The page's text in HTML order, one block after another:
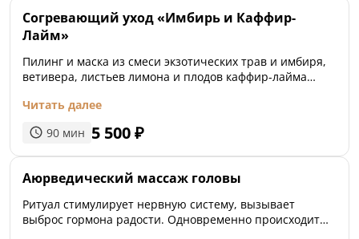
Согревающий уход «Имбирь и Каффир-
Лайм»
Пилинг и маска из смеси экзотических трав и имбиря,
ветивера, листьев лимона и плодов каффир-лайма
естественные процессы детоксикации организма.
восстановление организма.
Читать далее
90 мин 5 500₽
Аюрведический массаж головы
Ритуал стимулирует нервную систему, вызывает
выброс гормона радости. Одновременно происходит